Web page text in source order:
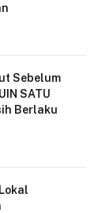
Sebelum
SATU
Berlaku